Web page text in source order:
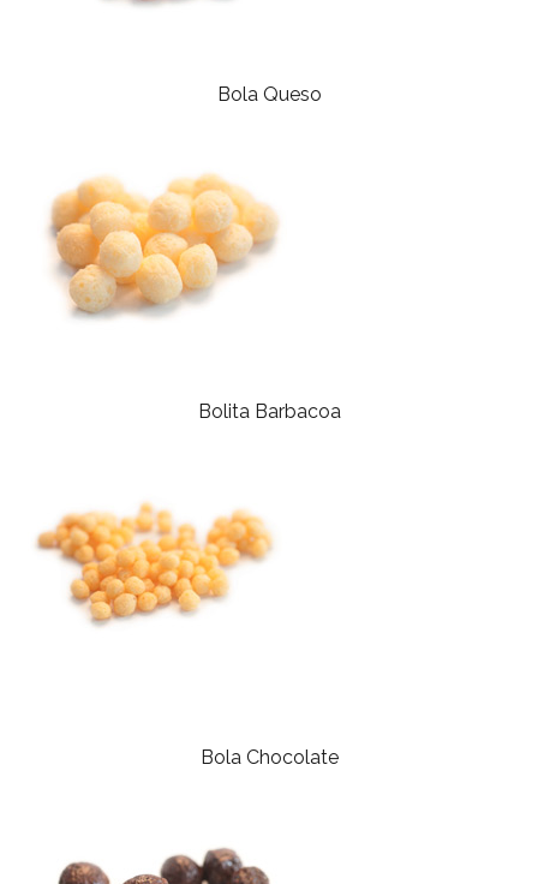
Bola Queso
Bolita Barbacoa
Bola Chocolate